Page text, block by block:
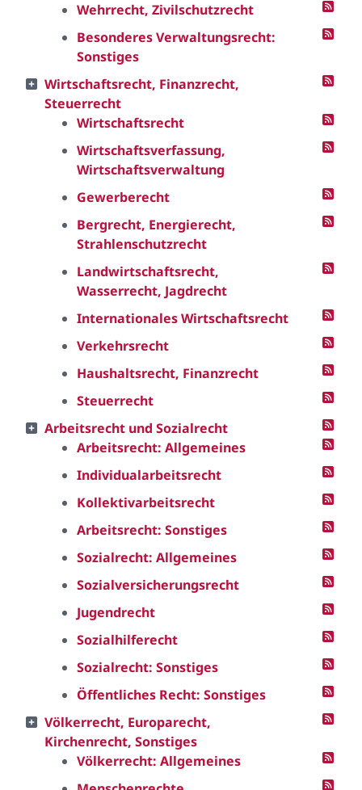
Wehrrecht, Zivilschutzrecht
Besonderes Verwaltungsrecht:
Sonstiges
Wirtschaftsrecht, Finanzrecht,
Steuerrecht
Wirtschaftsrecht
Wirtschaftsverfassung,
Wirtschaftsverwaltung
Gewerberecht
Bergrecht, Energierecht,
Strahlenschutzrecht
Landwirtschaftsrecht,
Wasserrecht, Jagdrecht
Internationales Wirtschaftsrecht
Verkehrsrecht
Haushaltsrecht, Finanzrecht
Steuerrecht
Arbeitsrecht und Sozialrecht
Arbeitsrecht: Allgemeines
Individualarbeitsrecht
Kollektivarbeitsrecht
Arbeitsrecht: Sonstiges
Sozialrecht: Allgemeines
Sozialversicherungsrecht
Jugendrecht
Sozialhilferecht
Sozialrecht: Sonstiges
Öffentliches Recht: Sonstiges
Völkerrecht, Europarecht,
Kirchenrecht, Sonstiges
Völkerrecht: Allgemeines